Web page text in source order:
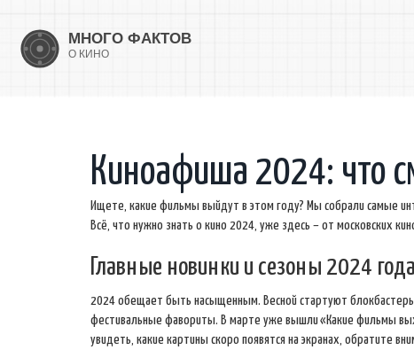
Киноафиша 2024: что
Ищете, какие фильмы выйдут в этом году? Мы собрали самые
Всё, что нужно знать о кино 2024, уже здесь – от московских
Главные новинки и сезоны 2024 года
2024 обещает быть насыщенным. Весной стартуют
фестивальные фавориты. В марте уже вышли «Какие фильмы
увидеть, какие картины скоро появятся на экранах, обратите